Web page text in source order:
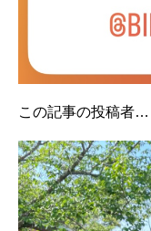
この記事の投稿者…